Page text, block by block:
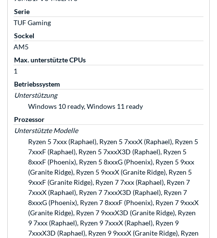
Serie
TUF Gaming
Sockel
AM5
Max. unterstützte CPUs
1
Betriebssystem
Unterstützung
Windows 10 ready, Windows 11 ready
Prozessor
Unterstützte Modelle
Ryzen 5 7xxx (Raphael), Ryzen 5 7xxxX (Raphael), Ryzen 5
7xxxF (Raphael), Ryzen 5 7xxxX3D (Raphael), Ryzen 5
8xxxF (Phoenix), Ryzen 5 8xxxG (Phoenix), Ryzen 5 9xxx
(Granite Ridge), Ryzen 5 9xxxX (Granite Ridge), Ryzen 5
9xxxF (Granite Ridge), Ryzen 7 7xxx (Raphael), Ryzen 7
7xxxX (Raphael), Ryzen 7 7xxxX3D (Raphael), Ryzen 7
8xxxG (Phoenix), Ryzen 7 8xxxF (Phoenix), Ryzen 7 9xxxX
(Granite Ridge), Ryzen 7 9xxxX3D (Granite Ridge), Ryzen
9 7xxx (Raphael), Ryzen 9 7xxxX (Raphael), Ryzen 9
7xxxX3D (Raphael), Ryzen 9 9xxxX (Granite Ridge), Ryzen